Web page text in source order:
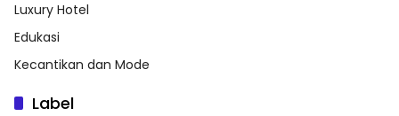
Luxury Hotel
Edukasi
Kecantikan dan Mode
Label